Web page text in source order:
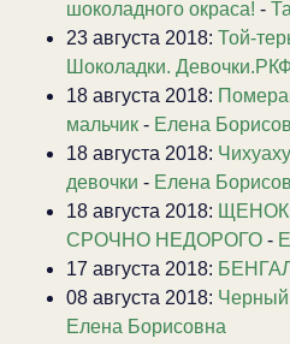
шоколадного окраса! -
23 августа 2018: Той-
Шоколадки.
18 августа 2018:
мальчик - Елена
18 августа 2018:
девочки - Елена
18 августа 2018:
СРОЧНО НЕДОРОГО -
17 августа 2018:
08 августа 2018: Черный
Елена Борисовна